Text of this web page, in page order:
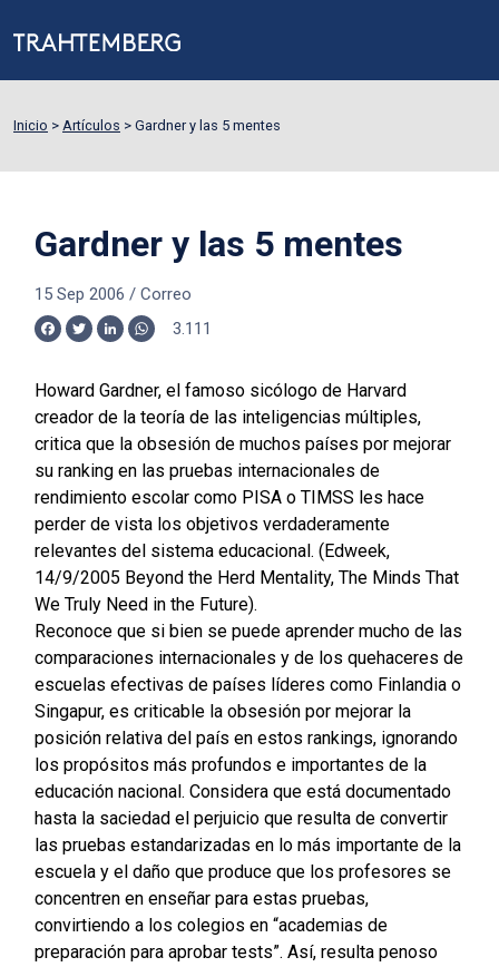
Inicio > Artículos > Gardner y las 5 mentes
Gardner y las 5 mentes
15 Sep 2006 / Correo
Facebook
TwitterLinkedInWhatsApp
3.111
Howard Gardner, el famoso sicólogo de Harvard
creador de la teoría de las inteligencias múltiples,
critica que la obsesión de muchos países por mejorar
su ranking en las pruebas internacionales de
rendimiento escolar como PISA o TIMSS les hace
perder de vista los objetivos verdaderamente
relevantes del sistema educacional. (Edweek,
14/9/2005 Beyond the Herd Mentality, The Minds That
We Truly Need in the Future).
Reconoce que si bien se puede aprender mucho de las
comparaciones internacionales y de los quehaceres de
escuelas efectivas de países líderes como Finlandia o
Singapur, es criticable la obsesión por mejorar la
posición relativa del país en estos rankings, ignorando
los propósitos más profundos e importantes de la
educación nacional. Considera que está documentado
hasta la saciedad el perjuicio que resulta de convertir
las pruebas estandarizadas en lo más importante de la
escuela y el daño que produce que los profesores se
concentren en enseñar para estas pruebas,
convirtiendo a los colegios en “academias de
preparación para aprobar tests”. Así, resulta penoso